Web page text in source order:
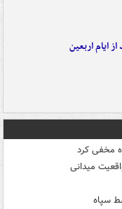
ایام اربعین
مخفی کرد
میدانی
سپاه